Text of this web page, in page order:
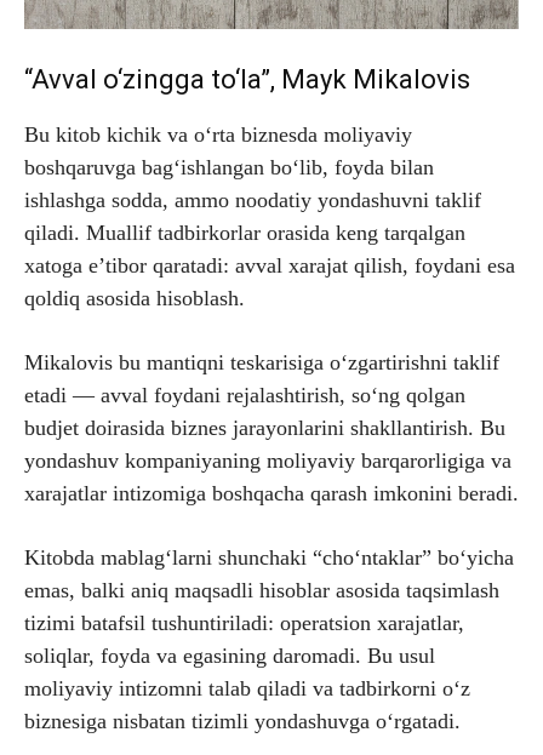
“Avval o‘zingga to‘la”, Mayk Mikalovis
Bu kitob kichik va o‘rta biznesda moliyaviy
boshqaruvga bag‘ishlangan bo‘lib, foyda bilan
ishlashga sodda, ammo noodatiy yondashuvni taklif
qiladi. Muallif tadbirkorlar orasida keng tarqalgan
xatoga e’tibor qaratadi: avval xarajat qilish, foydani esa
qoldiq asosida hisoblash.
Mikalovis bu mantiqni teskarisiga o‘zgartirishni taklif
etadi — avval foydani rejalashtirish, so‘ng qolgan
budjet doirasida biznes jarayonlarini shakllantirish. Bu
yondashuv kompaniyaning moliyaviy barqarorligiga va
xarajatlar intizomiga boshqacha qarash imkonini beradi.
Kitobda mablag‘larni shunchaki “cho‘ntaklar” bo‘yicha
emas, balki aniq maqsadli hisoblar asosida taqsimlash
tizimi batafsil tushuntiriladi: operatsion xarajatlar,
soliqlar, foyda va egasining daromadi. Bu usul
moliyaviy intizomni talab qiladi va tadbirkorni o‘z
biznesiga nisbatan tizimli yondashuvga o‘rgatadi.